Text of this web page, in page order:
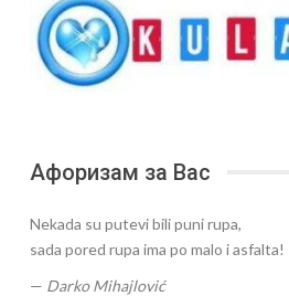
Афоризам за Вас
Nekada su putevi bili puni rupa,
sada pored rupa ima po malo i asfalta!
— Darko Mihajlović